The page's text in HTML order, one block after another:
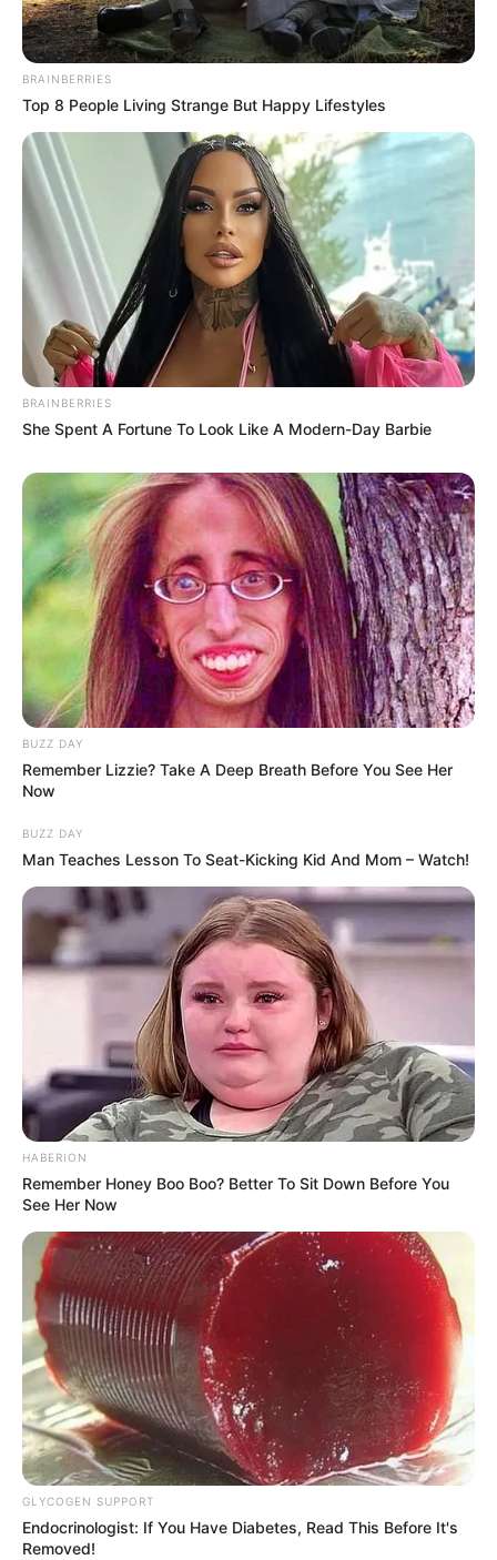
BRAINBERRIES
Once Criticized For Her Figure, Now She's Turning
Heads
BRAINBERRIES
Unveiling Hypocrisy: 15 Taboos The Bible
Condemns!
She Took Her Love For Horses To A Whole New Level
Sensational Seductress: Demi Moore's Most
Scandalous Performances
BRAINBERRIES
Mysterious Roman Statue Unearthed In Toledo
BRAINBERRIES
BRAINBERRIES
Top 8 People Living Strange But Happy Lifestyles
BRAINBERRIES
She Spent A Fortune To Look Like A Modern-Day Barbie
BUZZ DAY
Remember Lizzie? Take A Deep Breath Before You See Her
Now
BUZZ DAY
Man Teaches Lesson To Seat-Kicking Kid And Mom – Watch!
HABERION
Remember Honey Boo Boo? Better To Sit Down Before You
See Her Now
GLYCOGEN SUPPORT
Endocrinologist: If You Have Diabetes, Read This Before It's
Removed!